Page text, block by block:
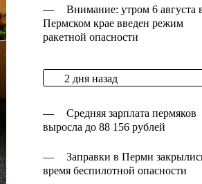
—
Внимание: утром 6 августа
Пермском крае введен режим
ракетной опасности
2 дня назад
—
Средняя зарплата пермяков
выросла до 88 156 рублей
—
Заправки в Перми
время беспилотной опасности